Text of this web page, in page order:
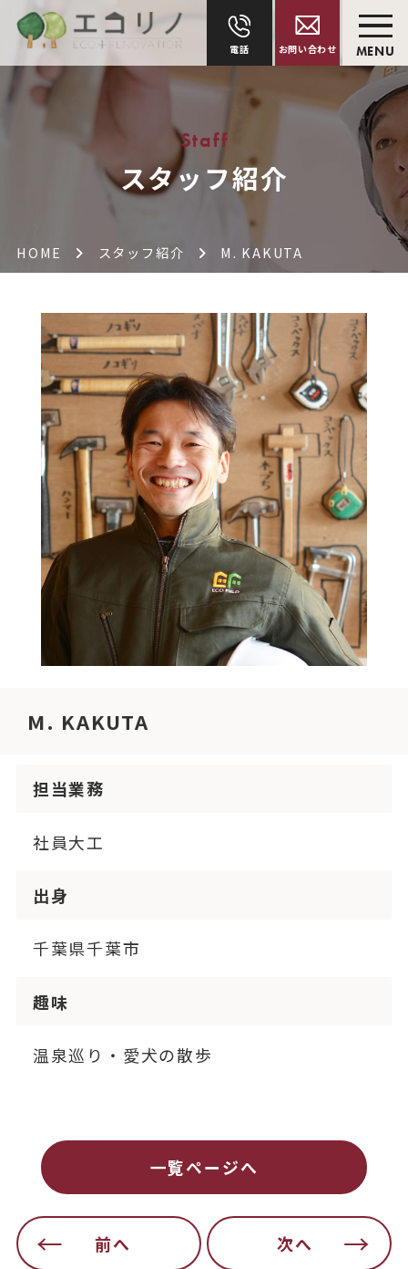
電話 お問い合わせ MENU
Staff
スタッフ紹介
HOME スタッフ紹介 M. KAKUTA
M. KAKUTA
担当業務
社員大工
出身
千葉県千葉市
趣味
温泉巡り・愛犬の散歩
前へ
一覧ページへ
次へ